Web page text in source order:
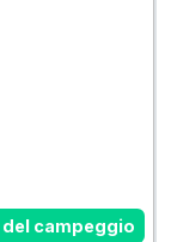
campeggio